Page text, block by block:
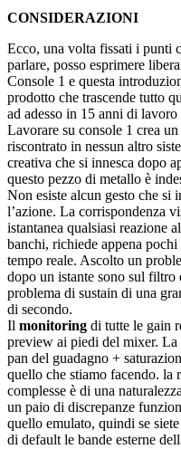
CONSIDERAZIONI
Ecco, una volta fissati i punti
parlare, posso esprimere
Console 1 e questa
prodotto che trascende tutto
ad adesso in 15 anni di
Lavorare su console 1 crea
riscontrato in nessun altro
creativa che si innesca dopo
questo pezzo di metallo è
Non esiste alcun gesto che si
l’azione. La corrispondenza
istantanea qualsiasi reazione
banchi, richiede appena
tempo reale. Ascolto un
dopo un istante sono sul filtro
problema di sustain di una
di secondo.
Il monitoring di tutte le gain
preview ai piedi del mixer. La
pan del guadagno +
quello che stiamo facendo. la
complesse è di una
un paio di discrepanze
quello emulato, quindi se
di default le bande esterne